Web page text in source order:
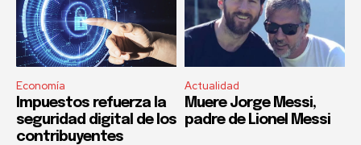
Economía
Impuestos refuerza la
seguridad digital de los
contribuyentes
Actualidad
Muere Jorge Messi,
padre de Lionel Messi